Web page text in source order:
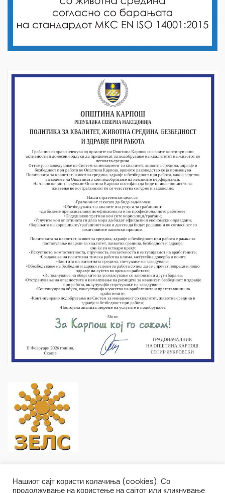
Нашиот сајт користи колачиња (cookies). Со
продолжување на користење на сајтот или кликнување